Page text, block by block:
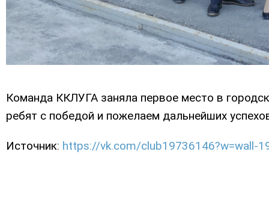
Команда ККЛУГА заняла первое место в
ребят с победой и пожелаем дальнейших
Источник: https://vk.com/club19736146?w=wall-